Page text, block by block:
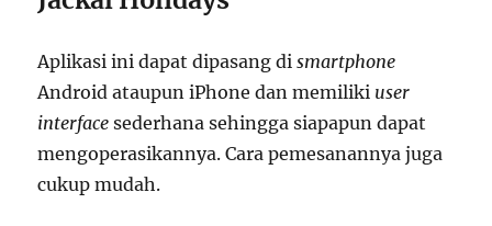
Aplikasi ini dapat dipasang dismartphone
Android ataupun iPhone dan memiliki user
interface sederhana sehingga siapapun dapat
mengoperasikannya. Cara pemesanannya juga
cukup mudah.